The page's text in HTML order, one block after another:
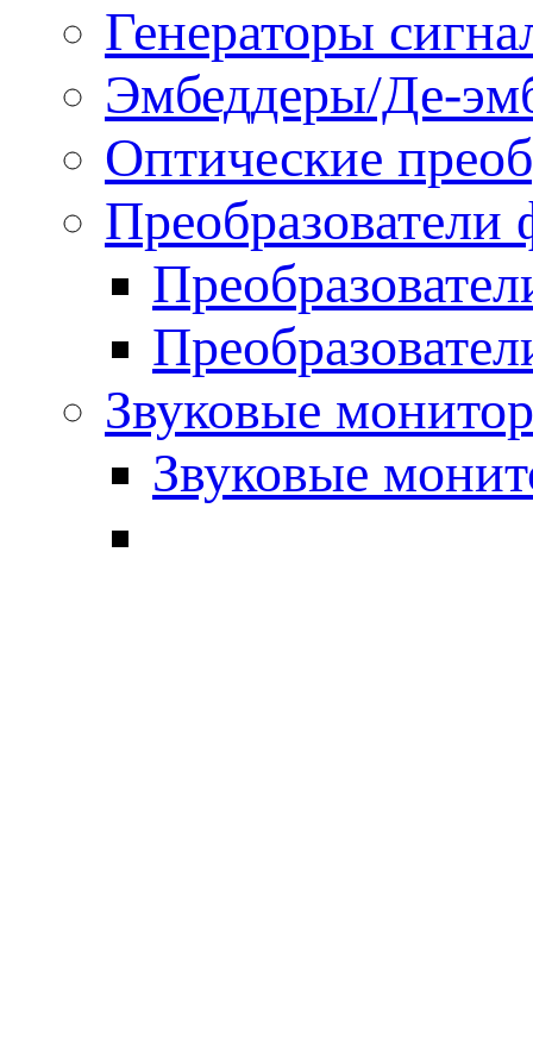
Генераторы
Эмбеддеры/Де-
Оптические
Преобразователи
Звуковые
Звуковые